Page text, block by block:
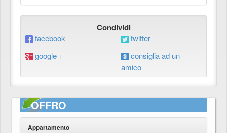
Condividi
facebook
twitter
google +
consiglia ad un
amico
OFFRO
Appartamento